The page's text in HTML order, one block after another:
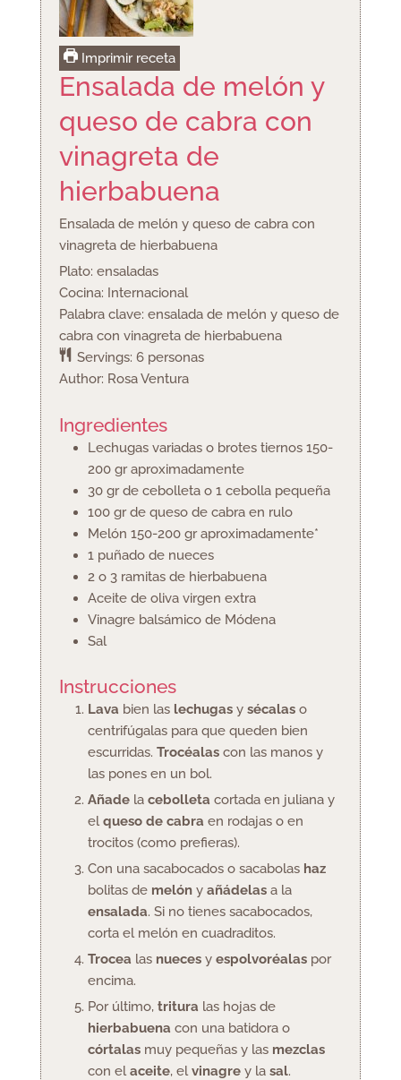
Imprimir receta
Ensalada de melón y
queso de cabra con
vinagreta de
hierbabuena
Ensalada de melón y queso de cabra con
vinagreta de hierbabuena
Plato: ensaladas
Cocina: Internacional
Palabra clave: ensalada de melón y queso de
cabra con vinagreta de hierbabuena
Servings: 6 personas
Author: Rosa Ventura
Ingredientes
Lechugas variadas o brotes tiernos 150-
200 gr aproximadamente
30 gr de cebolleta o 1 cebolla pequeña
100 gr de queso de cabra en rulo
Melón 150-200 gr aproximadamente*
1 puñado de nueces
2 o 3 ramitas de hierbabuena
Aceite de oliva virgen extra
Vinagre balsámico de Módena
Sal
Instrucciones
Lava bien las lechugas y sécalaso
centrifúgalas para que queden bien
escurridas. Trocéalas con las manos y
las pones en un bol.
Añade la cebolleta cortada en juliana y
elqueso de cabra en rodajas o en
trocitos (como prefieras).
Con una sacabocados o sacabolas haz
bolitas de melón y añádelas a la
ensalada. Si no tienes sacabocados,
corta el melón en cuadraditos.
Trocea las nueces y espolvoréalas por
encima.
Por último, tritura las hojas de
hierbabuena con una batidora o
córtalas muy pequeñas y las mezclas
con elaceite, elvinagre y la sal.